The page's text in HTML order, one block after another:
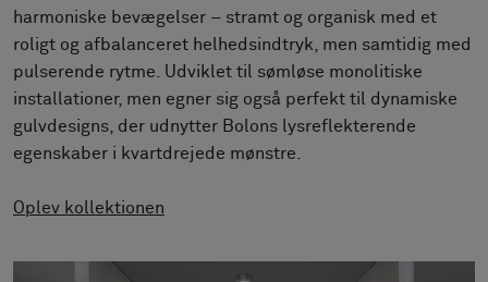
Designersamarbejder
FAQ
Om os
Pattern Tile Tool
Vælg land
harmoniske bevægelser – stramt og organisk med et
roligt og afbalanceret helhedsindtryk, men samtidig med
pulserende rytme. Udviklet til sømløse monolitiske
installationer, men egner sig også perfekt til dynamiske
gulvdesigns, der udnytter Bolons lysreflekterende
egenskaber i kvartdrejede mønstre.
Oplev kollektionen